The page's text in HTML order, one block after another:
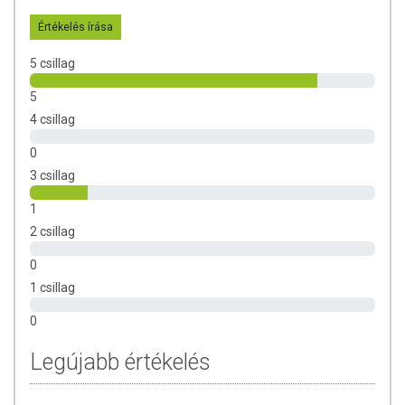
foltokat az edényekről. Az üvegedényeket utána
ecetes vízzel öblítse, különben foltosan száradhatnak.
Általános tisztítás:1 liter meleg vízben oldott 1
evőkanál mosószóda tisztává varázsolja a
linóleumot is. A piszkos keféket, konyharuhákat és
A mosószódát száraz, hűvös helyen tárolja.
a bőrt!
A termék korlátlan ideig megőrzi minőségét.
Értékelés írása
5 csillag
5
4 csillag
0
3 csillag
1
2 csillag
0
1 csillag
0
Legújabb értékelés